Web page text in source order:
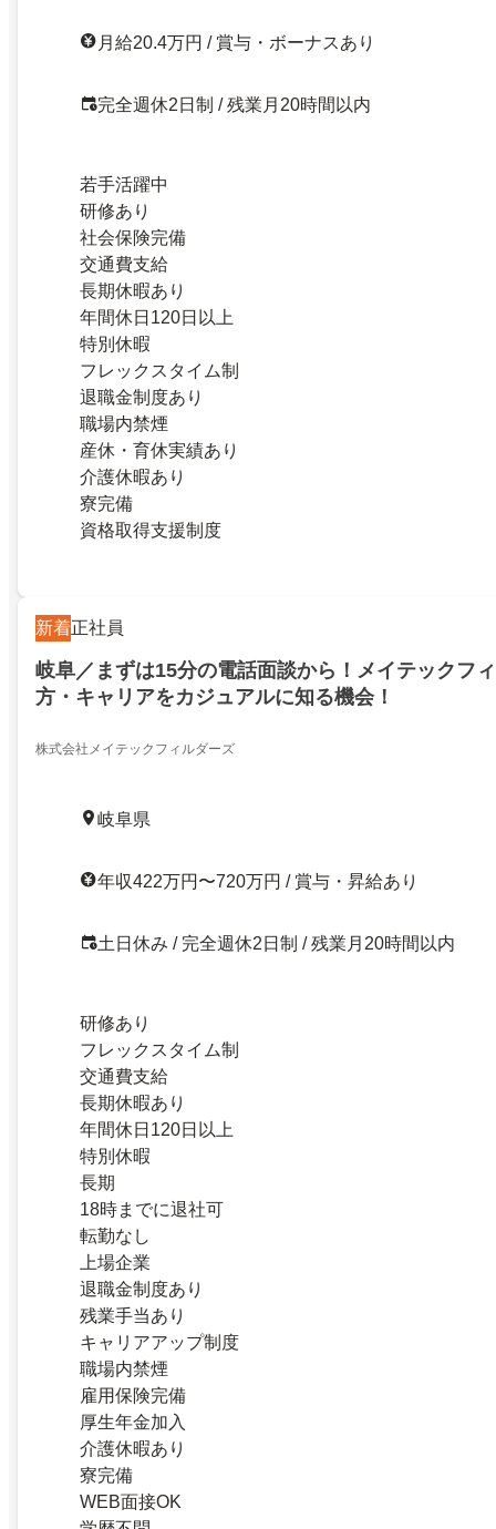
月給20.4万円 / 賞与・ボーナスあり
完全週休2日制 / 残業月20時間以内
若手活躍中
研修あり
社会保険完備
交通費支給
長期休暇あり
年間休日120日以上
特別休暇
フレックスタイム制
退職金制度あり
職場内禁煙
産休・育休実績あり
介護休暇あり
寮完備
資格取得支援制度
新着正社員
岐阜／まずは15分の電話面談から！メイテックフ
方・キャリアをカジュアルに知る機会！
株式会社メイテックフィルダーズ
岐阜県
年収422万円〜720万円 / 賞与・昇給あり
土日休み / 完全週休2日制 / 残業月20時間以内
研修あり
フレックスタイム制
交通費支給
長期休暇あり
年間休日120日以上
特別休暇
長期
18時までに退社可
転勤なし
上場企業
退職金制度あり
残業手当あり
キャリアアップ制度
職場内禁煙
雇用保険完備
厚生年金加入
介護休暇あり
寮完備
WEB面接OK